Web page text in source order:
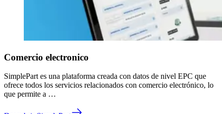
Comercio electronico
SimplePart es una plataforma creada con datos de nivel EPC que
ofrece todos los servicios relacionados con comercio electrónico, lo
que permite a …